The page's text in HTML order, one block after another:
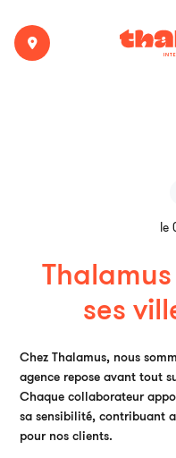
le
ses
Chez Thalamus, nous
agence repose avant tout
Chaque collaborateur
sa sensibilité, contribuant
pour nos clients.